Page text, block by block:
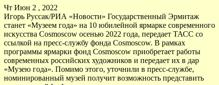
Чт Июн 2 , 2022
Игорь Руссак/РИА «Новости» Государственный Эрмитаж
станет «Музеем года» на 10 юбилейной ярмарке современного
искусства Cosmoscow осенью 2022 года, передает ТАСС со
ссылкой на пресс-службу фонда Cosmoscow. В рамках
программы ярмарки фонд Cosmoscow приобретает работы
современных российских художников и передает их в дар
«Музею года». Помимо этого, уточнили в пресс-службе,
номинированный музей получит возможность представить